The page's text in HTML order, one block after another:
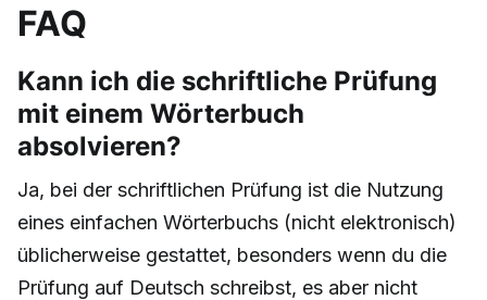
FAQ
Kann ich die schriftliche Prüfung
mit einem Wörterbuch
absolvieren?
Ja, bei der schriftlichen Prüfung ist die Nutzung
eines einfachen Wörterbuchs (nicht elektronisch)
üblicherweise gestattet, besonders wenn du die
Prüfung auf Deutsch schreibst, es aber nicht